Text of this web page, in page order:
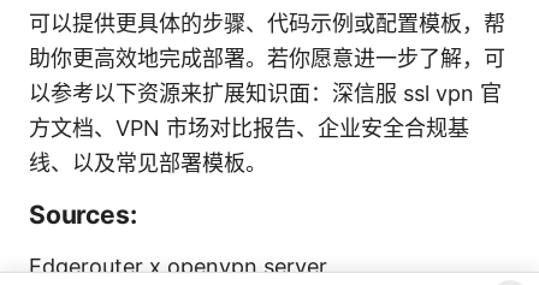
可以提供更具体的步骤、代码示例或配置模板，帮
助你更高效地完成部署。若你愿意进一步了解，可
以参考以下资源来扩展知识面：深信服 ssl vpn 官
方文档、VPN 市场对比报告、企业安全合规基
线、以及常见部署模板。
Sources:
Edgerouter x openvpn server